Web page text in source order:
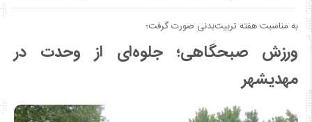
به مناسبت هفته تربیت‌بدنی صورت گرفت؛
ورزش صبحگاهی؛ جلوه‌ای از وحدت در
مهدیشهر